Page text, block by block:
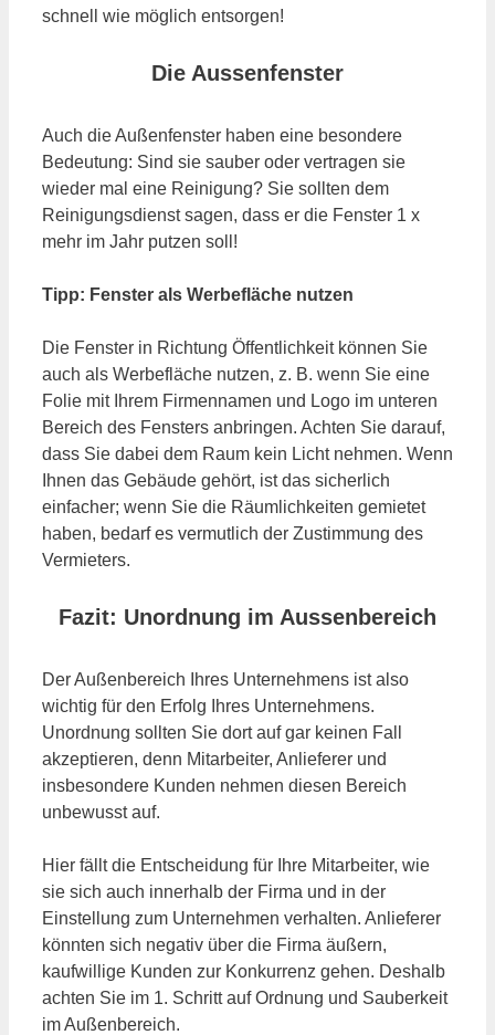
schnell wie möglich entsorgen!
Die Aussenfenster
Auch die Außenfenster haben eine besondere
Bedeutung: Sind sie sauber oder vertragen sie
wieder mal eine Reinigung? Sie sollten dem
Reinigungsdienst sagen, dass er die Fenster 1 x
mehr im Jahr putzen soll!
Tipp: Fenster als Werbefläche nutzen
Die Fenster in Richtung Öffentlichkeit können Sie
auch als Werbefläche nutzen, z. B. wenn Sie eine
Folie mit Ihrem Firmennamen und Logo im unteren
Bereich des Fensters anbringen. Achten Sie darauf,
dass Sie dabei dem Raum kein Licht nehmen. Wenn
Ihnen das Gebäude gehört, ist das sicherlich
einfacher; wenn Sie die Räumlichkeiten gemietet
haben, bedarf es vermutlich der Zustimmung des
Vermieters.
Fazit: Unordnung im Aussenbereich
Der Außenbereich Ihres Unternehmens ist also
wichtig für den Erfolg Ihres Unternehmens.
Unordnung sollten Sie dort auf gar keinen Fall
akzeptieren, denn Mitarbeiter, Anlieferer und
insbesondere Kunden nehmen diesen Bereich
unbewusst auf.
Hier fällt die Entscheidung für Ihre Mitarbeiter, wie
sie sich auch innerhalb der Firma und in der
Einstellung zum Unternehmen verhalten. Anlieferer
könnten sich negativ über die Firma äußern,
kaufwillige Kunden zur Konkurrenz gehen. Deshalb
achten Sie im 1. Schritt auf Ordnung und Sauberkeit
im Außenbereich.